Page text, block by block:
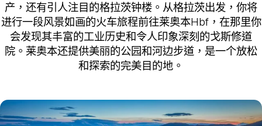
产，还有引人注目的格拉茨钟楼。从格拉茨出发，你将
进行一段风景如画的火车旅程前往莱奥本Hbf，在那里你
会发现其丰富的工业历史和令人印象深刻的戈斯修道
院。莱奥本还提供美丽的公园和河边步道，是一个放松
和探索的完美目的地。